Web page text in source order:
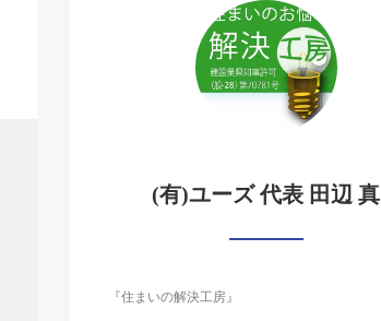
(有)ユーズ 代表 田辺 真
『住まいの解決工房』